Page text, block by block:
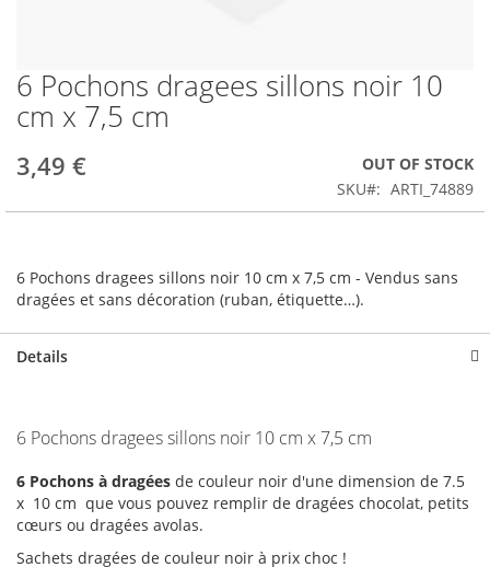
Skip
to
the
of
images
6 Pochons dragees sillons noir 10
cm x 7,5 cm
3,49 €
OUT OF STOCK
SKU
ARTI_74889
6 Pochons dragees sillons noir 10 cm x 7,5 cm - Vendus sans
dragées et sans décoration (ruban, étiquette…).
Details
6 Pochons dragees sillons noir 10 cm x 7,5 cm
6 Pochons à dragées de couleur noir d'une dimension de 7.5
x 10 cm que vous pouvez remplir de dragées chocolat, petits
cœurs ou dragées avolas.
Sachets dragées de couleur noir à prix choc !